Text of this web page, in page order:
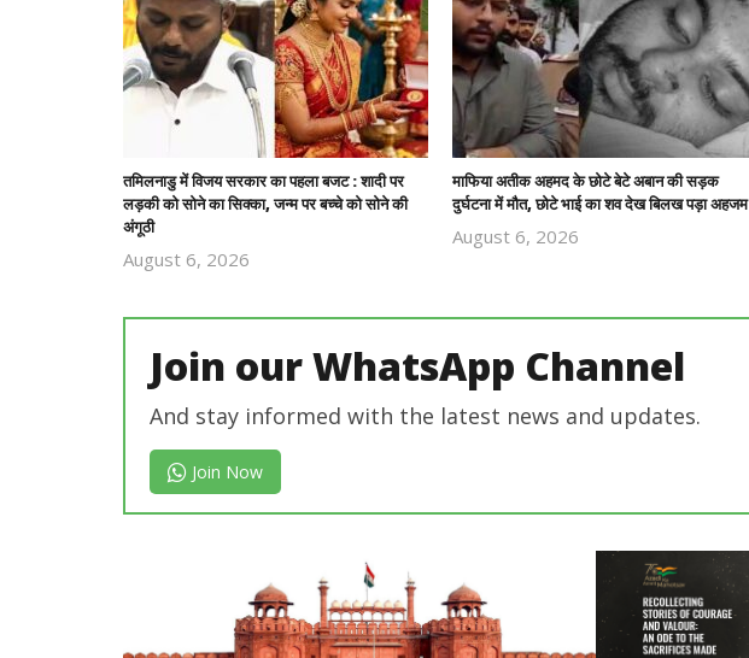
तमिलनाडु में विजय सरकार का पहला बजट : शादी पर
लड़की को सोने का सिक्का, जन्म पर बच्चे को सोने की
अंगूठी
August 6, 2026
माफिया अतीक अहमद के छोटे बेटे अबान की सड़क
दुर्घटना में मौत, छोटे भाई का शव देख बिलख पड़ा अहजम
August 6, 2026
Join our WhatsApp Channel
And stay informed with the latest news and updates.
Join Now